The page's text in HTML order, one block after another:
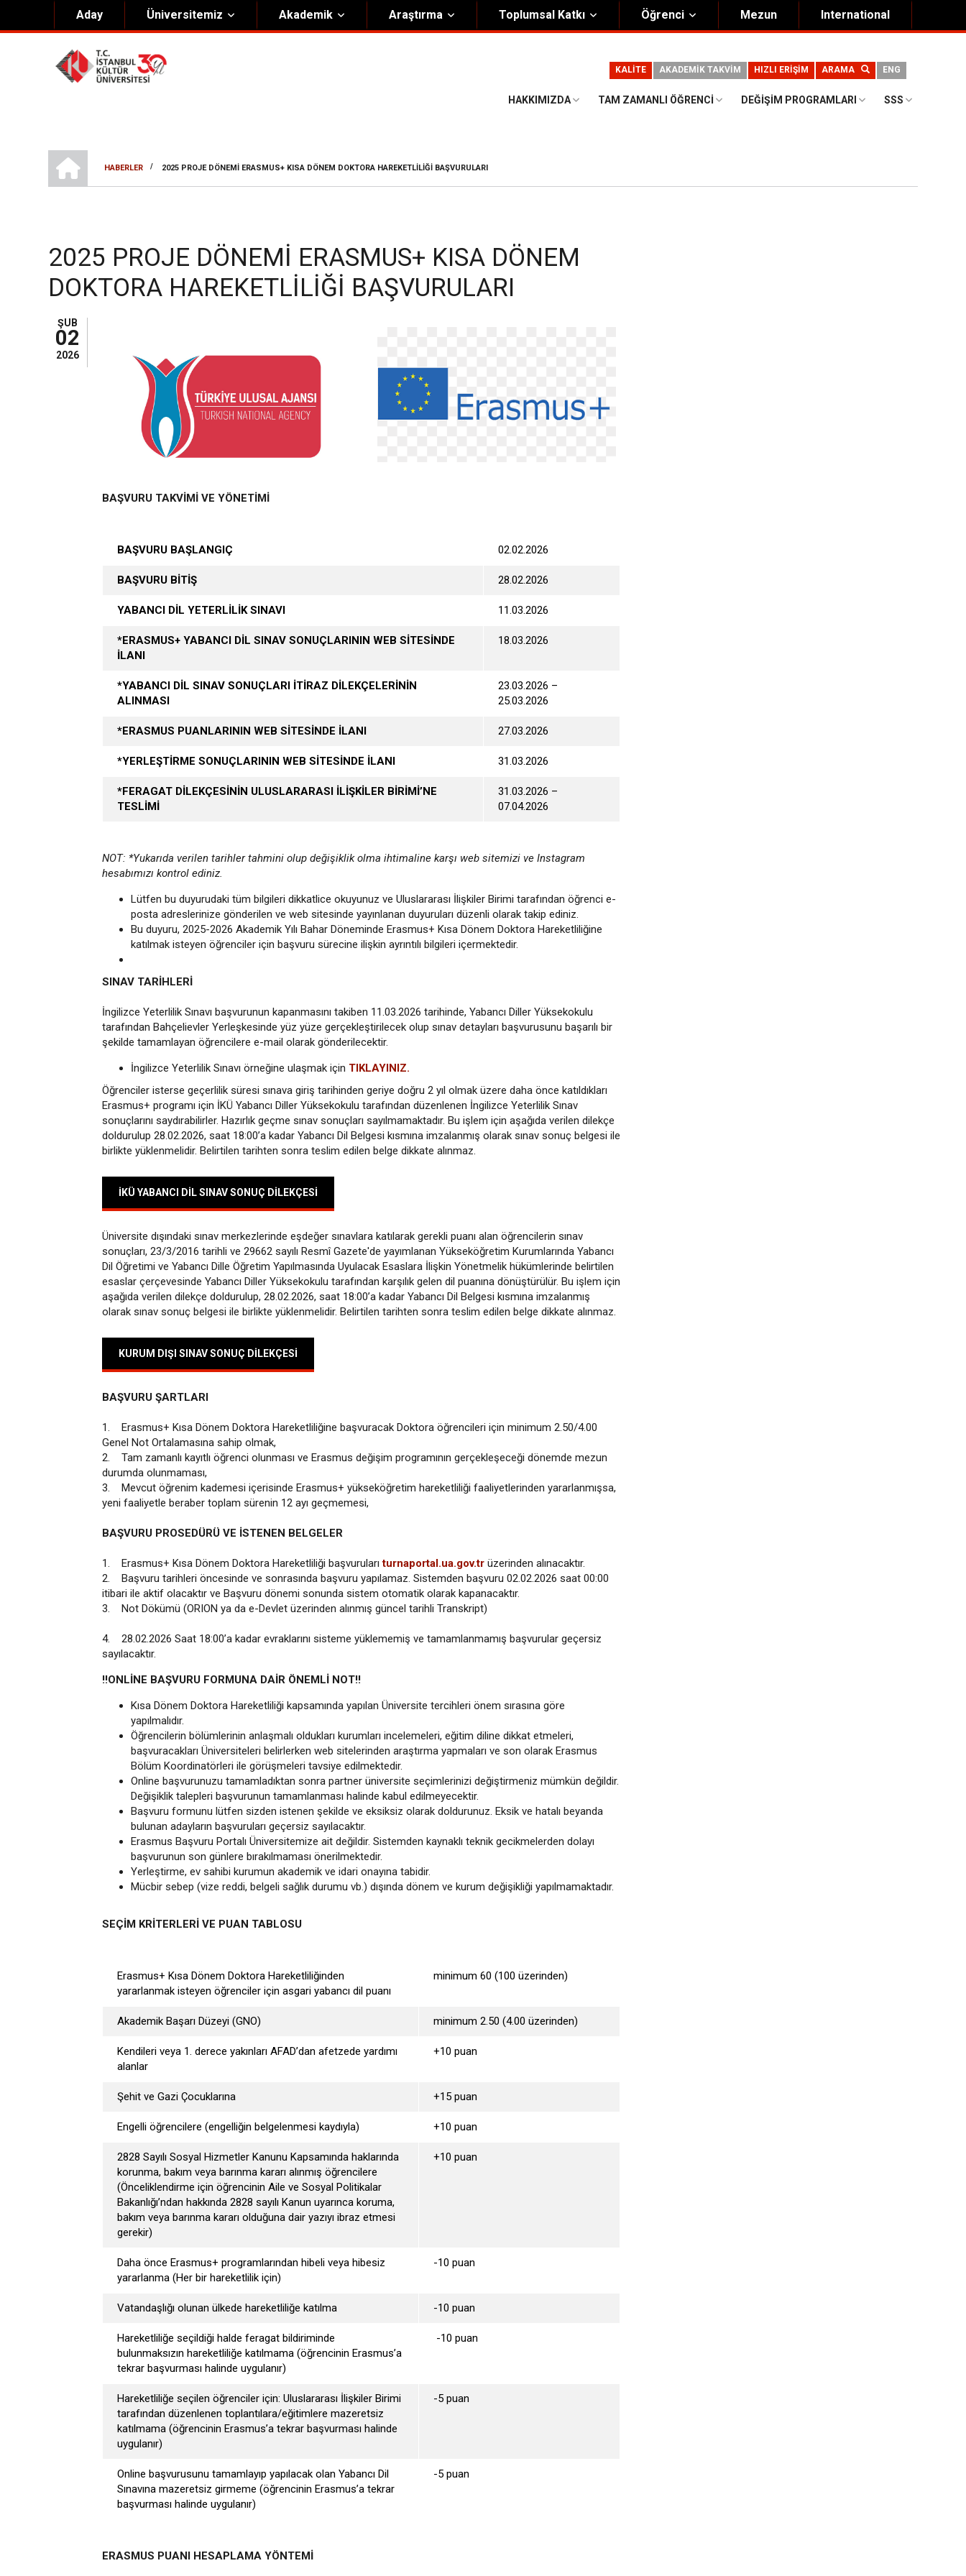
Aday Üniversitemiz
Hakkımızda
Genel Bilgiler
Kültür Koleji Vakfı ( KEV )
İdari Birimler
Mevzuat
Onursal Doktora
Organizasyon Şeması
Akademik Araştırma Toplumsal Katkı Öğrenci Mezun International
ENG
ARAMA
HIZLI ERİŞİM
AKADEMİK TAKVİM
KALİTE
HAKKIMIZDA TAM ZAMANLI ÖĞRENCI DEĞIŞIM PROGRAMLARI SSS
SAYFA
HABERLER
/ 2025 PROJE DÖNEMİ ERASMUS+ KISA DÖNEM DOKTORA HAREKETLİLİĞİ BAŞVURULARI
2025 PROJE DÖNEMİ ERASMUS+ KISA DÖNEM
DOKTORA HAREKETLİLİĞİ BAŞVURULARI
ŞUB
02
2026
BAŞVURU TAKVİMİ VE YÖNETİMİ
BAŞVURU BAŞLANGIÇ 02.02.2026
BAŞVURU BİTİŞ 28.02.2026
YABANCI DİL YETERLİLİK SINAVI 11.03.2026
*ERASMUS+ YABANCI DİL SINAV SONUÇLARININ WEB SİTESİNDE
İLANI
18.03.2026
*YABANCI DİL SINAV SONUÇLARI İTİRAZ DİLEKÇELERİNİN
ALINMASI
23.03.2026 –
25.03.2026
*ERASMUS PUANLARININ WEB SİTESİNDE İLANI 27.03.2026
*YERLEŞTİRME SONUÇLARININ WEB SİTESİNDE İLANI 31.03.2026
*FERAGAT DİLEKÇESİNİN ULUSLARARASI İLİŞKİLER BİRİMİ’NE
TESLİMİ
31.03.2026 –
07.04.2026
NOT: *Yukarıda verilen tarihler tahmini olup değişiklik olma ihtimaline karşı web sitemizi ve Instagram
hesabımızı kontrol ediniz.
Lütfen bu duyurudaki tüm bilgileri dikkatlice okuyunuz ve Uluslararası İlişkiler Birimi tarafından öğrenci e-
posta adreslerinize gönderilen ve web sitesinde yayınlanan duyuruları düzenli olarak takip ediniz.
Bu duyuru, 2025-2026 Akademik Yılı Bahar Döneminde Erasmus+ Kısa Dönem Doktora Hareketliliğine
katılmak isteyen öğrenciler için başvuru sürecine ilişkin ayrıntılı bilgileri içermektedir.
SINAV TARİHLERİ
İngilizce Yeterlilik Sınavı başvurunun kapanmasını takiben 11.03.2026 tarihinde, Yabancı Diller Yüksekokulu
tarafından Bahçelievler Yerleşkesinde yüz yüze gerçekleştirilecek olup sınav detayları başvurusunu başarılı bir
şekilde tamamlayan öğrencilere e-mail olarak gönderilecektir.
İngilizce Yeterlilik Sınavı örneğine ulaşmak için TIKLAYINIZ.
Öğrenciler isterse geçerlilik süresi sınava giriş tarihinden geriye doğru 2 yıl olmak üzere daha önce katıldıkları
Erasmus+ programı için İKÜ Yabancı Diller Yüksekokulu tarafından düzenlenen İngilizce Yeterlilik Sınav
sonuçlarını saydırabilirler. Hazırlık geçme sınav sonuçları sayılmamaktadır. Bu işlem için aşağıda verilen dilekçe
doldurulup 28.02.2026, saat 18:00’a kadar Yabancı Dil Belgesi kısmına imzalanmış olarak sınav sonuç belgesi ile
birlikte yüklenmelidir. Belirtilen tarihten sonra teslim edilen belge dikkate alınmaz.
İKÜ YABANCI DİL SINAV SONUÇ DİLEKÇESİ
Üniversite dışındaki sınav merkezlerinde eşdeğer sınavlara katılarak gerekli puanı alan öğrencilerin sınav
sonuçları, 23/3/2016 tarihli ve 29662 sayılı Resmî Gazete'de yayımlanan Yükseköğretim Kurumlarında Yabancı
Dil Öğretimi ve Yabancı Dille Öğretim Yapılmasında Uyulacak Esaslara İlişkin Yönetmelik hükümlerinde belirtilen
esaslar çerçevesinde Yabancı Diller Yüksekokulu tarafından karşılık gelen dil puanına dönüştürülür. Bu işlem için
aşağıda verilen dilekçe doldurulup, 28.02.2026, saat 18:00’a kadar Yabancı Dil Belgesi kısmına imzalanmış
olarak sınav sonuç belgesi ile birlikte yüklenmelidir. Belirtilen tarihten sonra teslim edilen belge dikkate alınmaz.
KURUM DIŞI SINAV SONUÇ DİLEKÇESİ
BAŞVURU ŞARTLARI
1. Erasmus+ Kısa Dönem Doktora Hareketliliğine başvuracak Doktora öğrencileri için minimum 2.50/4.00
Genel Not Ortalamasına sahip olmak,
2. Tam zamanlı kayıtlı öğrenci olunması ve Erasmus değişim programının gerçekleşeceği dönemde mezun
durumda olunmaması,
3. Mevcut öğrenim kademesi içerisinde Erasmus+ yükseköğretim hareketliliği faaliyetlerinden yararlanmışsa,
yeni faaliyetle beraber toplam sürenin 12 ayı geçmemesi,
BAŞVURU PROSEDÜRÜ VE İSTENEN BELGELER
1. Erasmus+ Kısa Dönem Doktora Hareketliliği başvurularıturnaportal.ua.gov.tr üzerinden alınacaktır.
2. Başvuru tarihleri öncesinde ve sonrasında başvuru yapılamaz. Sistemden başvuru 02.02.2026 saat 00:00
itibari ile aktif olacaktır ve Başvuru dönemi sonunda sistem otomatik olarak kapanacaktır.
3. Not Dökümü (ORION ya da e-Devlet üzerinden alınmış güncel tarihli Transkript)
4. 28.02.2026 Saat 18:00’a kadar evraklarını sisteme yüklememiş ve tamamlanmamış başvurular geçersiz
sayılacaktır.
!!ONLİNE BAŞVURU FORMUNA DAİR ÖNEMLİ NOT!!
Kısa Dönem Doktora Hareketliliği kapsamında yapılan Üniversite tercihleri önem sırasına göre
yapılmalıdır.
Öğrencilerin bölümlerinin anlaşmalı oldukları kurumları incelemeleri, eğitim diline dikkat etmeleri,
başvuracakları Üniversiteleri belirlerken web sitelerinden araştırma yapmaları ve son olarak Erasmus
Bölüm Koordinatörleri ile görüşmeleri tavsiye edilmektedir.
Online başvurunuzu tamamladıktan sonra partner üniversite seçimlerinizi değiştirmeniz mümkün değildir.
Değişiklik talepleri başvurunun tamamlanması halinde kabul edilmeyecektir.
Başvuru formunu lütfen sizden istenen şekilde ve eksiksiz olarak doldurunuz. Eksik ve hatalı beyanda
bulunan adayların başvuruları geçersiz sayılacaktır.
Erasmus Başvuru Portalı Üniversitemize ait değildir. Sistemden kaynaklı teknik gecikmelerden dolayı
başvurunun son günlere bırakılmaması önerilmektedir.
Yerleştirme, ev sahibi kurumun akademik ve idari onayına tabidir.
Mücbir sebep (vize reddi, belgeli sağlık durumu vb.) dışında dönem ve kurum değişikliği yapılmamaktadır.
SEÇİM KRİTERLERİ VE PUAN TABLOSU
Erasmus+ Kısa Dönem Doktora Hareketliliğinden
yararlanmak isteyen öğrenciler için asgari yabancı dil puanı
minimum 60 (100 üzerinden)
Akademik Başarı Düzeyi (GNO) minimum 2.50 (4.00 üzerinden)
Kendileri veya 1. derece yakınları AFAD’dan afetzede yardımı
alanlar
+10 puan
Şehit ve Gazi Çocuklarına +15 puan
Engelli öğrencilere (engelliğin belgelenmesi kaydıyla) +10 puan
2828 Sayılı Sosyal Hizmetler Kanunu Kapsamında haklarında
korunma, bakım veya barınma kararı alınmış öğrencilere
(Önceliklendirme için öğrencinin Aile ve Sosyal Politikalar
Bakanlığı’ndan hakkında 2828 sayılı Kanun uyarınca koruma,
bakım veya barınma kararı olduğuna dair yazıyı ibraz etmesi
gerekir)
+10 puan
Daha önce Erasmus+ programlarından hibeli veya hibesiz
yararlanma (Her bir hareketlilik için)
-10 puan
Vatandaşlığı olunan ülkede hareketliliğe katılma -10 puan
Hareketliliğe seçildiği halde feragat bildiriminde
bulunmaksızın hareketliliğe katılmama (öğrencinin Erasmus’a
tekrar başvurması halinde uygulanır)
-10 puan
Hareketliliğe seçilen öğrenciler için: Uluslararası İlişkiler Birimi
tarafından düzenlenen toplantılara/eğitimlere mazeretsiz
katılmama (öğrencinin Erasmus’a tekrar başvurması halinde
uygulanır)
-5 puan
Online başvurusunu tamamlayıp yapılacak olan Yabancı Dil
Sınavına mazeretsiz girmeme (öğrencinin Erasmus’a tekrar
başvurması halinde uygulanır)
-5 puan
ERASMUS PUANI HESAPLAMA YÖNTEMİ